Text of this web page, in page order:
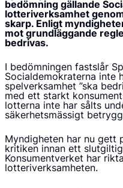
bedömning gällande
lotteriverksamhet
skarp. Enligt
mot grundläggande
bedrivas.
I bedömningen fastslår
Socialdemokraterna inte
spelverksamhet ”ska
med ett starkt
lotterna inte har sålts
säkerhetsmässigt
Myndigheten har nu
kritiken innan ett
Konsumentverket har
lotteriverksamheten.